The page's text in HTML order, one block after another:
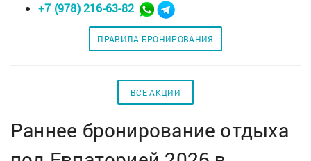
+7 (978) 216-63-82
ПРАВИЛА БРОНИРОВАНИЯ
ВСЕ АКЦИИ
Раннее бронирование отдыха